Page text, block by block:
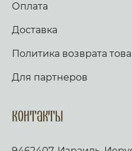
Оплата
Доставка
Политика возврата
Для партнеров
Контакты